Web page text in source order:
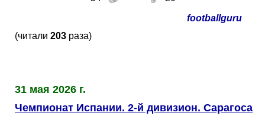
footballguru
(читали 203 раза)
31 мая 2026 г.
Чемпионат Испании. 2-й дивизион. Сарагоса